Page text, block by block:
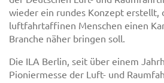
wieder ein rundes Konzept erstellt,
luftfahrtaffinen Menschen einen
Branche näher bringen soll.
Die ILA Berlin, seit über einem
Pioniermesse der Luft- und